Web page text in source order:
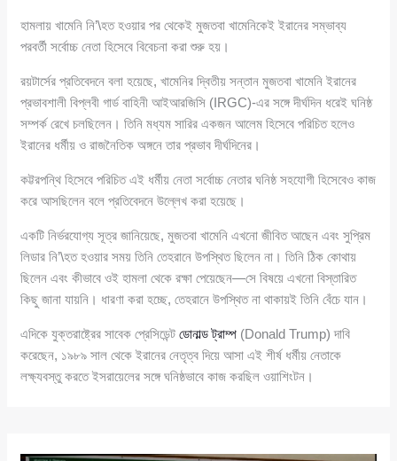
হামলায় খামেনি নি’\হত হওয়ার পর থেকেই মুজতবা খামেনিকেই ইরানের সম্ভাব্য
পরবর্তী সর্বোচ্চ নেতা হিসেবে বিবেচনা করা শুরু হয়।
রয়টার্সের প্রতিবেদনে বলা হয়েছে, খামেনির দ্বিতীয় সন্তান মুজতবা খামেনি ইরানের
প্রভাবশালী বিপ্লবী গার্ড বাহিনী আইআরজিসি (IRGC)-এর সঙ্গে দীর্ঘদিন ধরেই ঘনিষ্ঠ
সম্পর্ক রেখে চলছিলেন। তিনি মধ্যম সারির একজন আলেম হিসেবে পরিচিত হলেও
ইরানের ধর্মীয় ও রাজনৈতিক অঙ্গনে তার প্রভাব দীর্ঘদিনের।
কট্টরপন্থি হিসেবে পরিচিত এই ধর্মীয় নেতা সর্বোচ্চ নেতার ঘনিষ্ঠ সহযোগী হিসেবেও কাজ
করে আসছিলেন বলে প্রতিবেদনে উল্লেখ করা হয়েছে।
একটি নির্ভরযোগ্য সূত্র জানিয়েছে, মুজতবা খামেনি এখনো জীবিত আছেন এবং সুপ্রিম
লিডার নি’\হত হওয়ার সময় তিনি তেহরানে উপস্থিত ছিলেন না। তিনি ঠিক কোথায়
ছিলেন এবং কীভাবে ওই হামলা থেকে রক্ষা পেয়েছেন—সে বিষয়ে এখনো বিস্তারিত
কিছু জানা যায়নি। ধারণা করা হচ্ছে, তেহরানে উপস্থিত না থাকায়ই তিনি বেঁচে যান।
এদিকে যুক্তরাষ্ট্রের সাবেক প্রেসিডেন্টডোনাল্ড ট্রাম্প (Donald Trump) দাবি
করেছেন, ১৯৮৯ সাল থেকে ইরানের নেতৃত্ব দিয়ে আসা এই শীর্ষ ধর্মীয় নেতাকে
লক্ষ্যবস্তু করতে ইসরায়েলের সঙ্গে ঘনিষ্ঠভাবে কাজ করছিল ওয়াশিংটন।